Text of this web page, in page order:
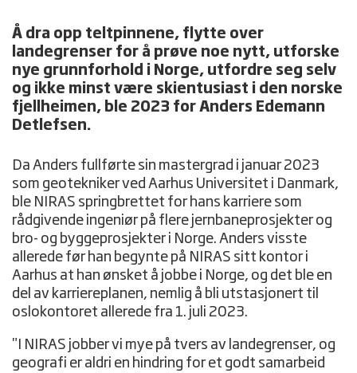
Å dra opp teltpinnene, flytte over
landegrenser for å prøve noe nytt, utforske
nye grunnforhold i Norge, utfordre seg selv
og ikke minst være skientusiast i den norske
fjellheimen, ble 2023 for Anders Edemann
Detlefsen.
Da Anders fullførte sin mastergrad i januar 2023
som geotekniker ved Aarhus Universitet i Danmark,
ble NIRAS springbrettet for hans karriere som
rådgivende ingeniør på flere jernbaneprosjekter og
bro- og byggeprosjekter i Norge. Anders visste
allerede før han begynte på NIRAS sitt kontor i
Aarhus at han ønsket å jobbe i Norge, og det ble en
del av karriereplanen, nemlig å bli utstasjonert til
oslokontoret allerede fra 1. juli 2023.
"I NIRAS jobber vi mye på tvers av landegrenser, og
geografi er aldri en hindring for et godt samarbeid